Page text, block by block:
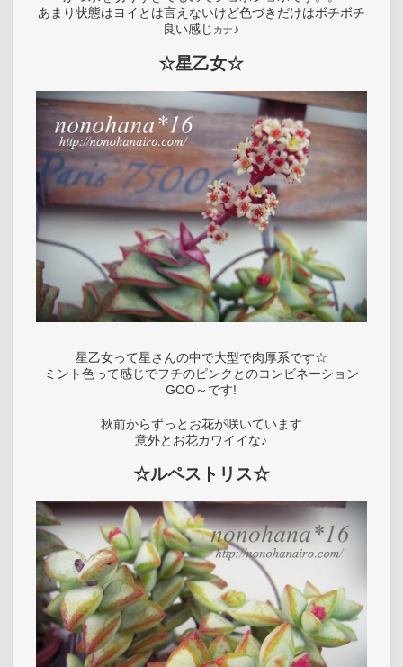
あまり状態はヨイとは言えないけど色づきだけはボチボチ
良い感じ カナ♪
☆星乙女☆
星乙女って星さんの中で大型で肉厚系です☆
ミント色って感じでフチのピンクとのコンビネーション
GOO～です!
秋前からずっとお花が咲いています
意外とお花カワイイな♪
☆ルペストリス☆